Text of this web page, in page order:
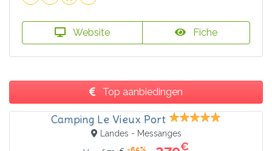
Website Fiche
Top aanbiedingen
Camping Le Vieux Port
Landes - Messanges
€